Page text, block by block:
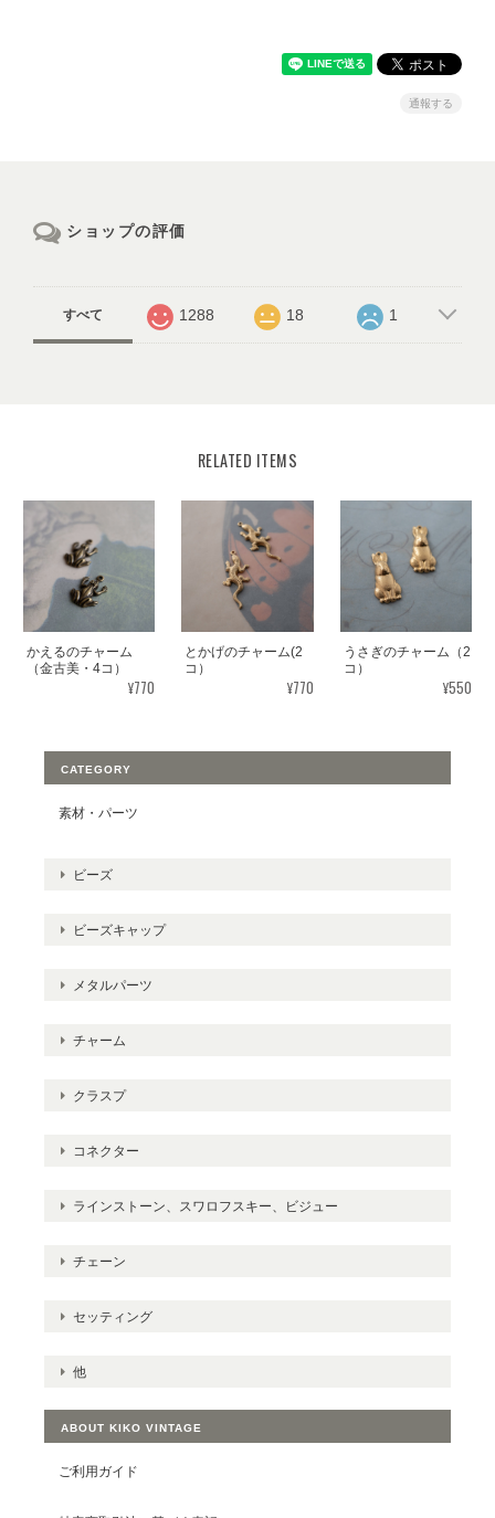
通報する
ショップの評価
すべて 1288 18 1
RELATED ITEMS
かえるのチャーム
（金古美・4コ）
¥770
とかげのチャーム(2
コ）
¥770
うさぎのチャーム（2
コ）
¥550
CATEGORY
素材・パーツ
ビーズ
ビーズキャップ
メタルパーツ
チャーム
クラスプ
コネクター
ラインストーン、スワロフスキー、ビジュー
チェーン
セッティング
他
ABOUT KIKO VINTAGE
ご利用ガイド